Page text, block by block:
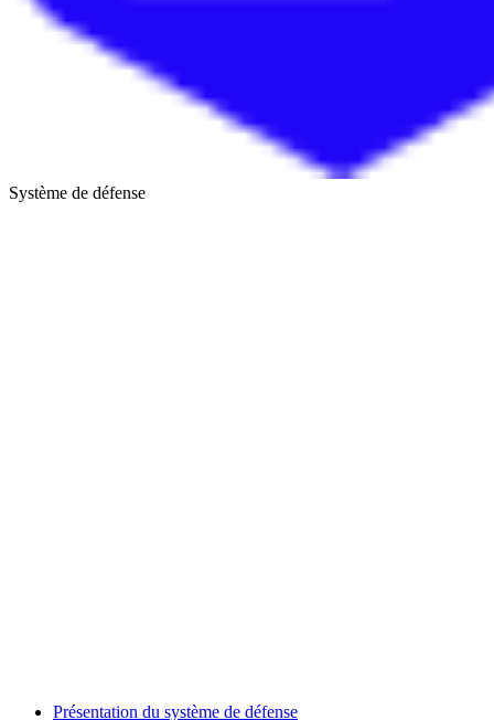
Système de défense
Présentation du système de défense